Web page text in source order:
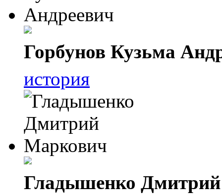
Горбунов Кузьма
история
Гладышенко